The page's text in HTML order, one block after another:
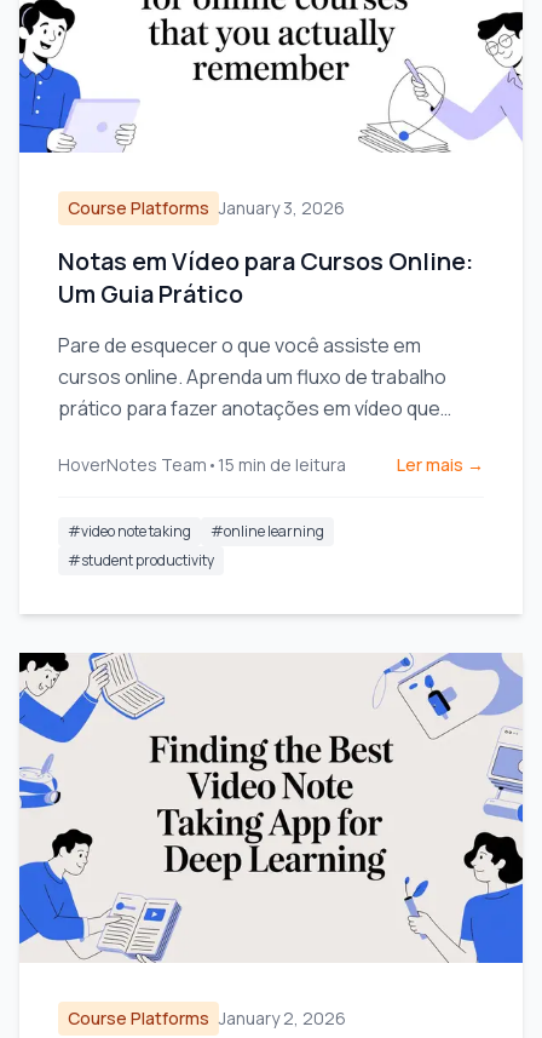
Course Platforms January 3, 2026
Notas em Vídeo para Cursos Online:
Um Guia Prático
Pare de esquecer o que você assiste em
cursos online. Aprenda um fluxo de trabalho
prático para fazer anotações em vídeo que
base de conhecimento.
HoverNotes Team • 15 min de leitura Ler mais →
#video note taking #online learning
#student productivity
Course Platforms January 2, 2026